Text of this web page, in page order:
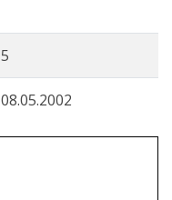
5
08.05.2002